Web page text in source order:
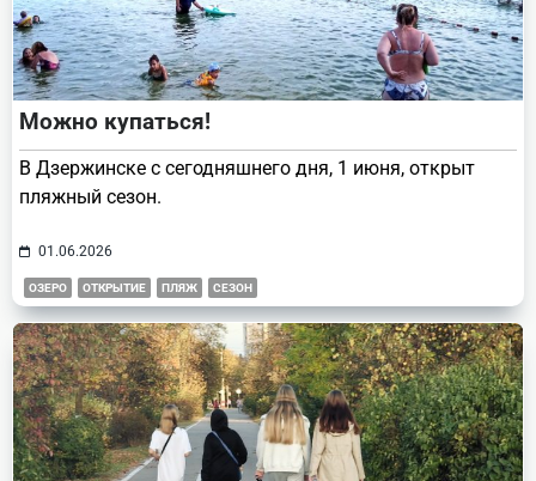
Можно купаться!
В Дзержинске с сегодняшнего дня, 1 июня, открыт
пляжный сезон.
01.06.2026
ОЗЕРО ОТКРЫТИЕ ПЛЯЖ СЕЗОН